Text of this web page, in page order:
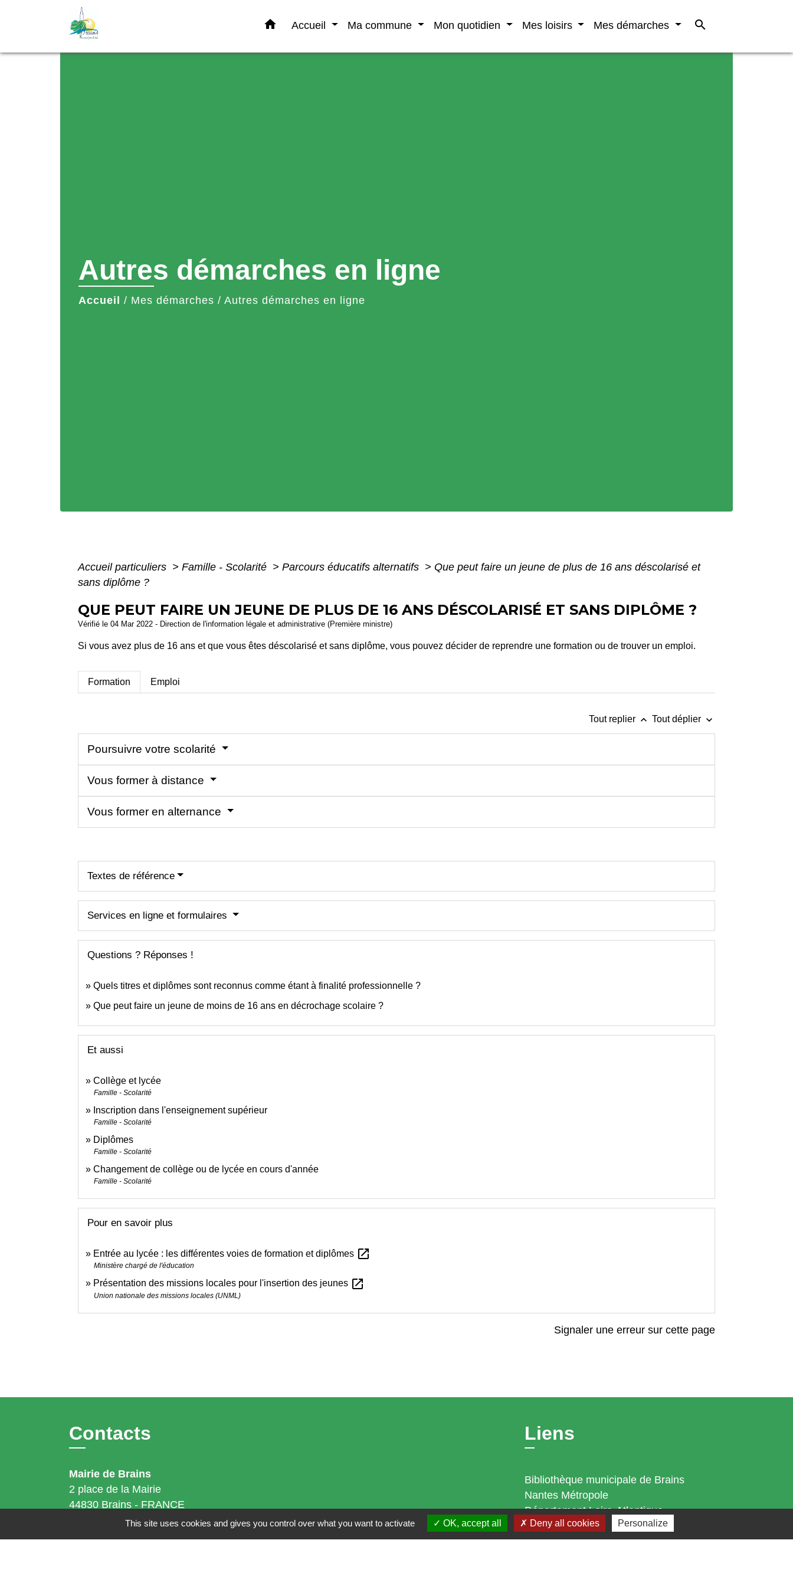
home Accueil Ma commune Mon quotidien Mes loisirs Mes démarches search
Autres démarches en ligne
Accueil / Mes démarches / Autres démarches en ligne
Accueil particuliers > Famille - Scolarité > Parcours éducatifs alternatifs > Que peut faire un jeune de plus de 16 ans déscolarisé et
sans diplôme ?
QUE PEUT FAIRE UN JEUNE DE PLUS DE 16 ANS DÉSCOLARISÉ ET SANS DIPLÔME ?
Vérifié le 04 Mar 2022 - Direction de l'information légale et administrative (Première ministre)
Si vous avez plus de 16 ans et que vous êtes déscolarisé et sans diplôme, vous pouvez décider de reprendre une formation ou de trouver un emploi.
Formation Emploi
Tout replier keyboard_arrow_up Tout déplier keyboard_arrow_down
Poursuivre votre scolarité
Vous former à distance
Vous former en alternance
Textes de référence
Services en ligne et formulaires
Questions ? Réponses !
Quels titres et diplômes sont reconnus comme étant à finalité professionnelle ?
Que peut faire un jeune de moins de 16 ans en décrochage scolaire ?
Et aussi
Collège et lycée
Famille - Scolarité
Inscription dans l'enseignement supérieur
Famille - Scolarité
Diplômes
Famille - Scolarité
Changement de collège ou de lycée en cours d'année
Famille - Scolarité
Pour en savoir plus
Entrée au lycée : les différentes voies de formation et diplômes open_in_new
Ministère chargé de l'éducation
Présentation des missions locales pour l'insertion des jeunes open_in_new
Union nationale des missions locales (UNML)
Signaler une erreur sur cette page
Contacts
Mairie de Brains
2 place de la Mairie
44830 Brains - FRANCE
+33 2 40 65 51 30
Liens
Bibliothèque municipale de Brains
Nantes Métropole
Département Loire-Atlantique
Région Pays de la Loire
Préfecture de la Loire-Atlantique
This site uses cookies and gives you control over what you want to activate OK, accept all Deny all cookies Personalize